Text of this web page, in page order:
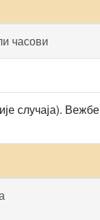
часови
случаја).